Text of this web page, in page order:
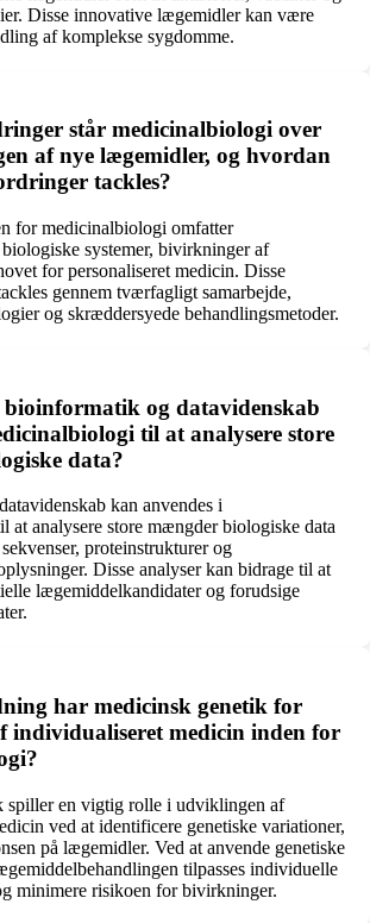
Disse innovative lægemidler kan være
af komplekse sygdomme.
står medicinalbiologi over
af nye lægemidler, og hvordan
tackles?
for medicinalbiologi omfatter
systemer, bivirkninger af
for personaliseret medicin. Disse
gennem tværfagligt samarbejde,
og skræddersyede behandlingsmetoder.
og datavidenskab
til at analysere store
data?
kan anvendes i
at analysere store mængder biologiske data
proteinstrukturer og
Disse analyser kan bidrage til at
lægemiddelkandidater og forudsige
har medicinsk genetik for
individualiseret medicin inden for
spiller en vigtig rolle i udviklingen af
ved at identificere genetiske variationer,
på lægemidler. Ved at anvende genetiske
tilpasses individuelle
minimere risikoen for bivirkninger.